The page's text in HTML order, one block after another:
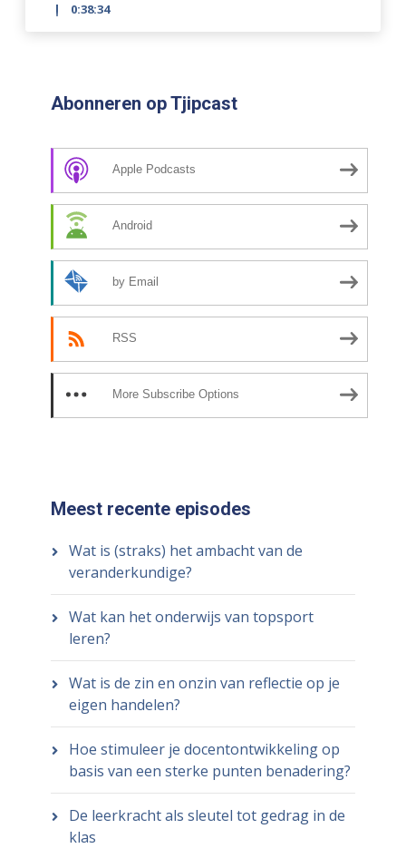
0:38:34
Abonneren op Tjipcast
Apple Podcasts
Android
by Email
RSS
More Subscribe Options
Meest recente episodes
Wat is (straks) het ambacht van de
veranderkundige?
Wat kan het onderwijs van topsport
leren?
Wat is de zin en onzin van reflectie op je
eigen handelen?
Hoe stimuleer je docentontwikkeling op
basis van een sterke punten benadering?
De leerkracht als sleutel tot gedrag in de
klas